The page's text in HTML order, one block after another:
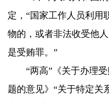
定，“国家工作人员利用
物的，或者非法收受他
是受贿罪。”
“两高”《关于办理受
题的意见》“关于特定关